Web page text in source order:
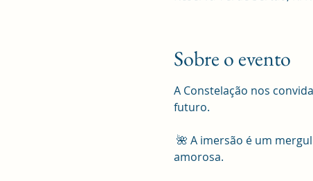
Sobre o evento
A Constelação nos
futuro.
amorosa.